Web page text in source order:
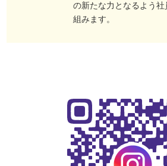
の新たな力となるよう社
組みます。